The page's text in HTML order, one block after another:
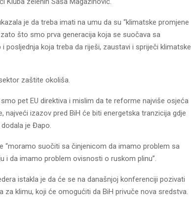
je da treba imati na umu da su “klimatske promjene
što smo prva generacija koja se suočava sa
posljednja koja treba da riješi, zaustavi i spriječi klimatske
zaštite okoliša.
pet EU direktiva i mislim da te reforme najviše osjeća
najveći izazov pred BiH će biti energetska tranzicija gdje
je Đapo.
“moramo suočiti sa činjenicom da imamo problem sa
i da imamo problem ovisnosti o ruskom plinu”.
istakla je da će se na današnjoj konferenciji pozivati
za klimu, koji će omogućiti da BiH privuče nova sredstva.